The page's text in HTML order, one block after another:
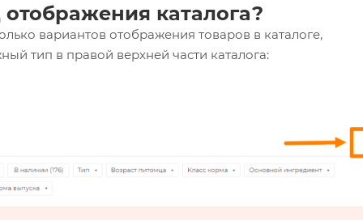
каталога?
вариантов отображения товаров в каталоге,
тип в правой верхней части каталога: